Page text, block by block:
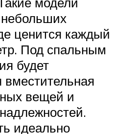
ценится каждый
Под спальным
будет
вместительная
вещей и
идеально